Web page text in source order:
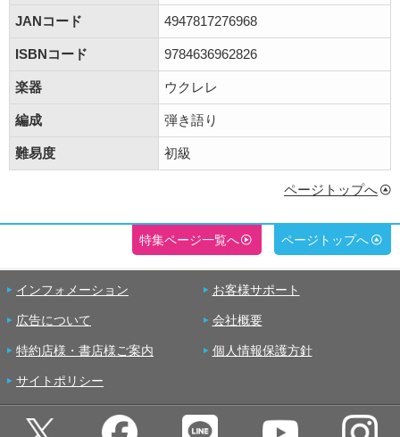
JANコード 4947817276968
ISBNコード 9784636962826
楽器 ウクレレ
編成 弾き語り
難易度 初級
ページトップへ
特集ページ一覧へ ページトップへ
インフォメーション お客様サポート
広告について 会社概要
特約店様・書店様ご案内 個人情報保護方針
サイトポリシー